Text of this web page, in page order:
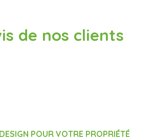
de nos clients
POUR VOTRE PROPRIÉTÉ